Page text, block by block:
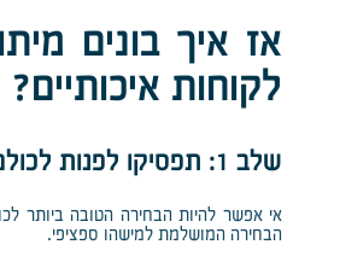
אז איך בונים
לקוחות איכותיים?
שלב 1: תפסיקו לפנות לכולם
אי אפשר להיות הבחירה הטובה ביותר
הבחירה המושלמת למישהו ספציפי.